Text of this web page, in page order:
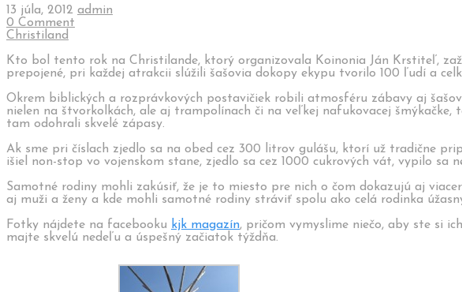
13 júla, 2012 admin
0 Comment
Christiland
Kto bol tento rok na Christilande, ktorý organizovala Koinonia Ján Krstiteľ,
prepojené, pri každej atrakcii slúžili šašovia dokopy ekypu tvorilo 100 ľudí a
Okrem biblických a rozprávkových postavičiek robili atmosféru zábavy aj
nielen na štvorkolkách, ale aj trampolínach či na veľkej nafukovacej
tam odohrali skvelé zápasy.
Ak sme pri číslach zjedlo sa na obed cez 300 litrov gulášu, ktorí už tradične
išiel non-stop vo vojenskom stane, zjedlo sa cez 1000 cukrových vát, vypilo sa
Samotné rodiny mohli zakúsiť, že je to miesto pre nich o čom dokazujú aj
aj muži a ženy a kde mohli samotné rodiny stráviť spolu ako celá rodinka
Fotky nájdete na facebooku kjk magazín, pričom vymyslime niečo, aby ste si
majte skvelú nedeľu a úspešný začiatok týždňa.